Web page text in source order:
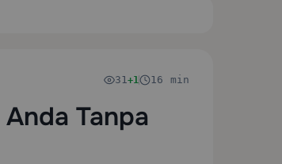
31+1 16 min
Tanpa